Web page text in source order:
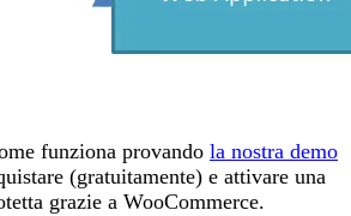
funziona provando la nostra demo
(gratuitamente) e attivare una
grazie a WooCommerce.